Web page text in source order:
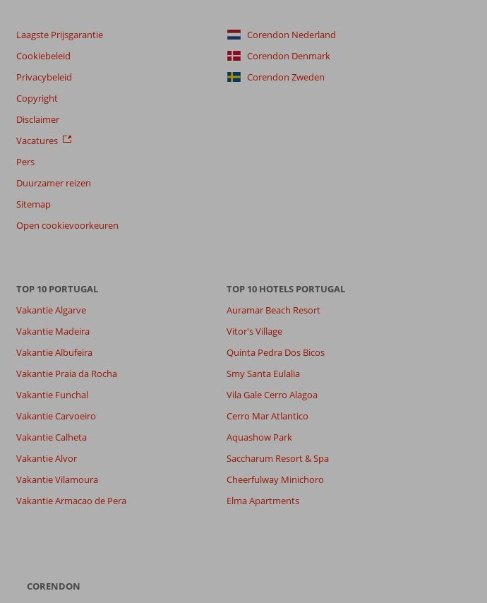
Laagste Prijsgarantie
Cookiebeleid
Privacybeleid
Copyright
Disclaimer
Vacatures
Pers
Duurzamer reizen
Sitemap
Open cookievoorkeuren
Corendon Nederland
Corendon Denmark
Corendon Zweden
TOP 10 PORTUGAL
Vakantie Algarve
Vakantie Madeira
Vakantie Albufeira
Vakantie Praia da Rocha
Vakantie Funchal
Vakantie Carvoeiro
Vakantie Calheta
Vakantie Alvor
Vakantie Vilamoura
Vakantie Armacao de Pera
TOP 10 HOTELS PORTUGAL
Auramar Beach Resort
Vitor's Village
Quinta Pedra Dos Bicos
Smy Santa Eulalia
Vila Gale Cerro Alagoa
Cerro Mar Atlantico
Aquashow Park
Saccharum Resort & Spa
Cheerfulway Minichoro
Elma Apartments
CORENDON